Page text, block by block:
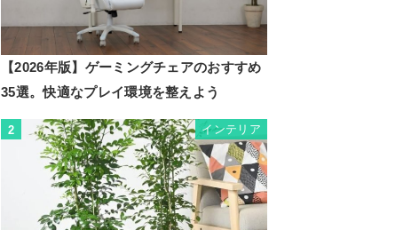
【2026年版】ゲーミングチェアのおすすめ
35選。快適なプレイ環境を整えよう
2 インテリア